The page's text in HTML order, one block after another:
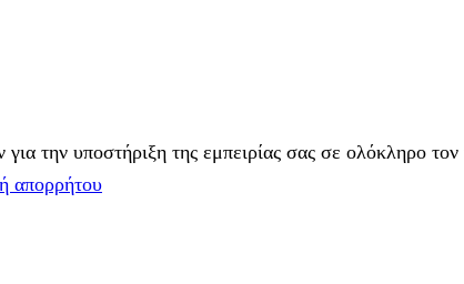
την υποστήριξη της εμπειρίας σας σε ολόκληρο
απορρήτου